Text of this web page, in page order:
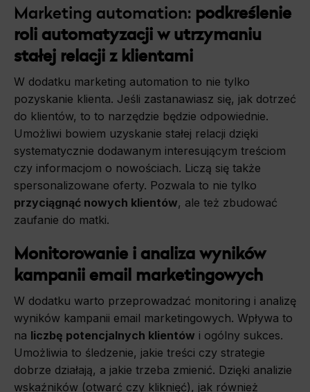
Marketing automation: podkreślenie
roli automatyzacji w utrzymaniu
stałej relacji z klientami
W dodatku marketing automation to nie tylko
pozyskanie klienta. Jeśli zastanawiasz się, jak dotrzeć
do klientów, to to narzędzie będzie odpowiednie.
Umożliwi bowiem uzyskanie stałej relacji dzięki
systematycznie dodawanym interesującym treściom
czy informacjom o nowościach. Liczą się także
spersonalizowane oferty. Pozwala to nie tylko
przyciągnąć nowych klientów, ale też zbudować
zaufanie do matki.
Monitorowanie i analiza wyników
kampanii email marketingowych
W dodatku warto przeprowadzać monitoring i analizę
wyników kampanii email marketingowych. Wpływa to
na liczbę potencjalnych klientów i ogólny sukces.
Umożliwia to śledzenie, jakie treści czy strategie
dobrze działają, a jakie trzeba zmienić. Dzięki analizie
wskaźników (otwarć czy kliknięć), jak również